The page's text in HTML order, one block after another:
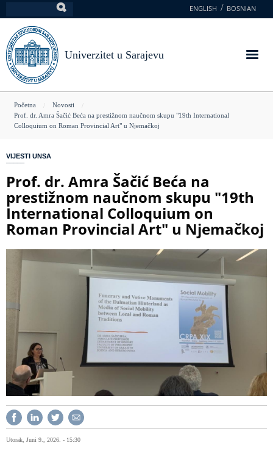
na
glavni
sadržaj
ENGLISH BOSNIAN
Univerzitet u Sarajevu
You
are
Početna
Novosti
Prof. dr. Amra Šačić Beća na prestižnom naučnom skupu "19th International
Colloquium on Roman Provincial Art" u Njemačkoj
VIJESTI UNSA
Prof. dr. Amra Šačić Beća na
prestižnom naučnom skupu "19th
International Colloquium on
Roman Provincial Art" u Njemačkoj
Utorak, Juni 9., 2026. - 15:30